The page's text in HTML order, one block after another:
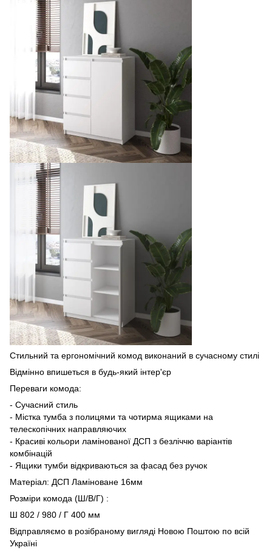
Стильний та ергономічний комод виконаний в сучасному стилі
Відмінно впишеться в будь-який інтер'єр
Переваги комода:
- Сучасний стиль
- Містка тумба з полицями та чотирма ящиками на
телескопічних направляючих
- Красиві кольори ламінованої ДСП з безліччю варіантів
комбінацій
- Ящики тумби відкриваються за фасад без ручок
Матеріал: ДСП Ламіноване 16мм
Розміри комода (Ш/В/Г) :
Ш 802 / 980 / Г 400 мм
Відправляємо в розібраному вигляді Новою Поштою по всій
Україні